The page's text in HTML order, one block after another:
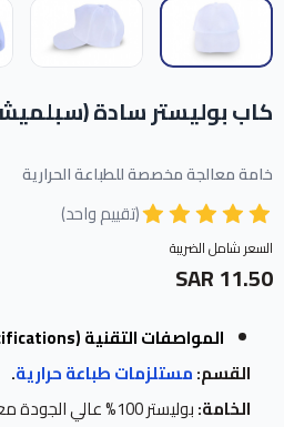
كاب بوليستر سادة
خامة معالجة مخصصة للطباعة الحرارية
(تقييم واحد)
السعر شامل الضريبة
11.50 SAR
المواصفات التقنية (Technical Specifications):
القسم:مستلزمات طباعة حرارية.
الخامة:
بوليستر 100% عالي